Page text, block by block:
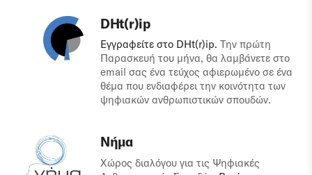
DHt(r)ip
Εγγραφείτε στο DHt(r)ip. Την πρώτη
Παρασκευή του μήνα, θα λαμβάνετε στο
email σας ένα τεύχος αφιερωμένο σε ένα
θέμα που ενδιαφέρει την κοινότητα των
ψηφιακών ανθρωπιστικών σπουδών.
Νήμα
Χώρος διαλόγου για τις Ψηφιακές